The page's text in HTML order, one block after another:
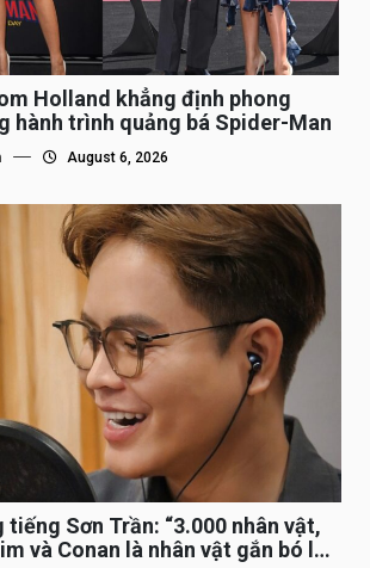
Holland khẳng định phong
hành trình quảng bá Spider-Man
August 6, 2026
tiếng Sơn Trần: “3.000 nhân vật,
và Conan là nhân vật gắn bó lâu